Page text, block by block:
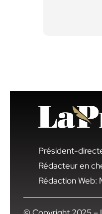
Président-
Rédacteur en
Rédaction Web: